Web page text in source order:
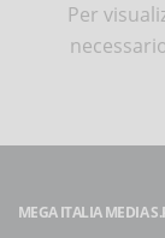
Per
MEGA ITALIA MEDIA